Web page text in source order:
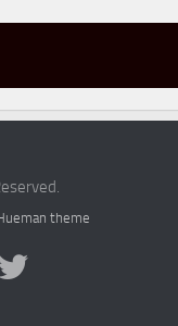
theme